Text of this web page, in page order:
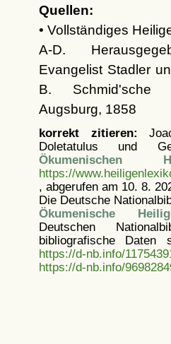
Quellen:
• Vollständiges
A-D.
Evangelist Stadler
B. Schmid'sche
Augsburg, 1858
korrekt zitieren:
Doletatulus und
Ökumenischen
https://
, abgerufen am 10. 8.
Die Deutsche
Ökumenische
Deutschen
bibliografische
https://d-nb.info/
https://d-nb.info/